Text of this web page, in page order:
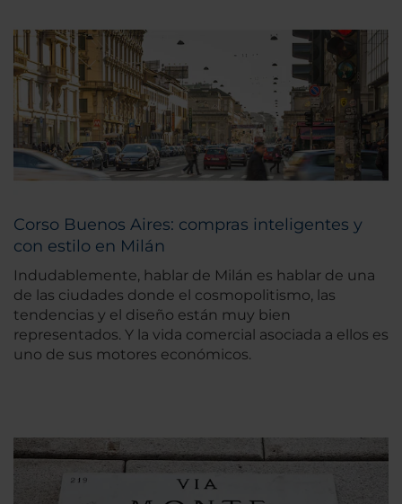
Corso Buenos Aires: compras inteligentes y
con estilo en Milán
Indudablemente, hablar de Milán es hablar de una
de las ciudades donde el cosmopolitismo, las
tendencias y el diseño están muy bien
representados. Y la vida comercial asociada a ellos es
uno de sus motores económicos.